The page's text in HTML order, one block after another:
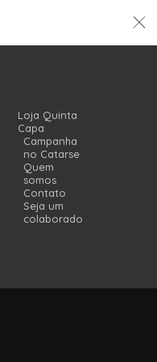
Loja Quinta
Capa
Campanha
no Catarse
Quem
somos
Contato
Seja um
colaborador